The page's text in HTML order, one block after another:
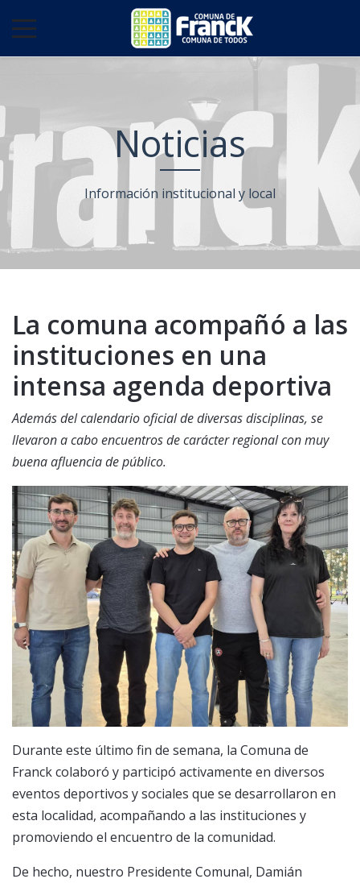
Noticias
Información institucional y local
La comuna acompañó a las
instituciones en una
intensa agenda deportiva
Además del calendario oficial de diversas disciplinas, se
llevaron a cabo encuentros de carácter regional con muy
buena afluencia de público.
Durante este último fin de semana, la Comuna de
Franck colaboró y participó activamente en diversos
eventos deportivos y sociales que se desarrollaron en
esta localidad, acompañando a las instituciones y
promoviendo el encuentro de la comunidad.
De hecho, nuestro Presidente Comunal, Damián